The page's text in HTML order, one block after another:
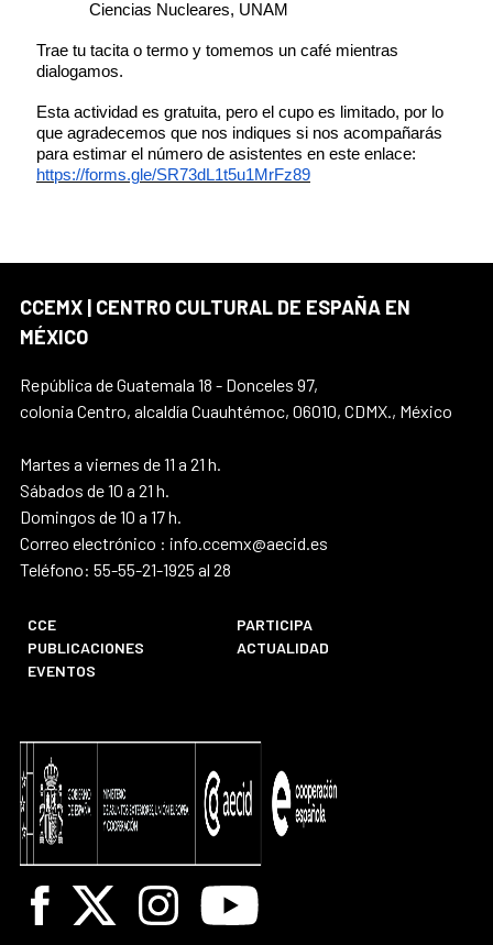
Ciencias Nucleares, UNAM
Trae tu tacita o termo y tomemos un café mientras
dialogamos.
Esta actividad es gratuita, pero el cupo es limitado, por lo
que agradecemos que nos indiques si nos acompañarás
para estimar el número de asistentes en este enlace:
https://forms.gle/SR73dL1t5u1MrFz89
CCEMX | CENTRO CULTURAL DE ESPAÑA EN
MÉXICO
República de Guatemala 18 - Donceles 97,
colonia Centro, alcaldía Cuauhtémoc, 06010, CDMX., México
Martes a viernes de 11 a 21 h.
Sábados de 10 a 21 h.
Domingos de 10 a 17 h.
Correo electrónico : info.ccemx@aecid.es
Teléfono: 55-55-21-1925 al 28
CCE
PARTICIPA
PUBLICACIONES
ACTUALIDAD
EVENTOS
Facebook
X InstagramYoutube